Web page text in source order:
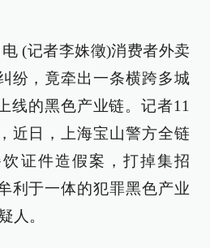
(记者李姝徵)消费者外卖
纷，竟牵出一条横跨多城
线的黑色产业链。记者11
近日，上海宝山警方全链
证件造假案，打掉集招
利于一体的犯罪黑色产业
人。